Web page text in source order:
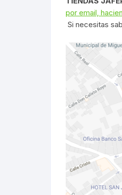
por email,
Si necesitas